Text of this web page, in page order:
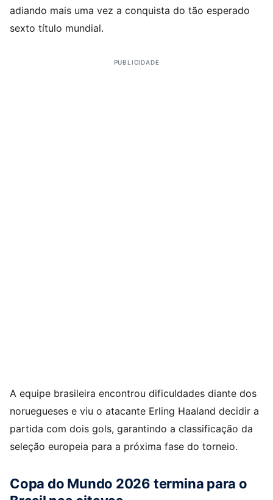
adiando mais uma vez a conquista do tão esperado
sexto título mundial.
PUBLICIDADE
A equipe brasileira encontrou dificuldades diante dos
noruegueses e viu o atacante Erling Haaland decidir a
partida com dois gols, garantindo a classificação da
seleção europeia para a próxima fase do torneio.
Copa do Mundo 2026 termina para o